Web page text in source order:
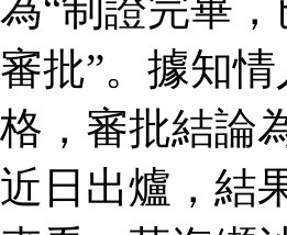
審批”。據知
格，審批結論
近日出爐，結